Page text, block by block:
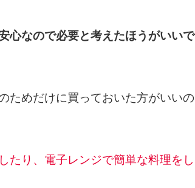
心なので必要と考えたほうがいいで
ためだけに買っておいた方がいいの
たり、電子レンジで簡単な料理をし